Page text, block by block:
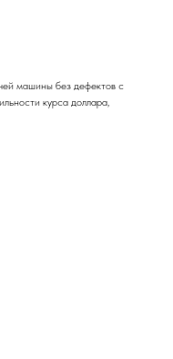
машины без дефектов с
курса доллара,